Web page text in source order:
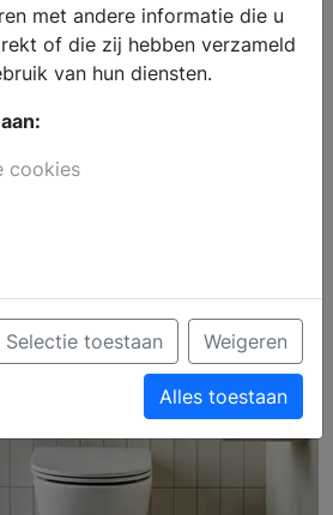
met andere informatie die u
of die zij hebben verzameld
van hun diensten.
cookies
Selectie toestaan Weigeren
Alles toestaan